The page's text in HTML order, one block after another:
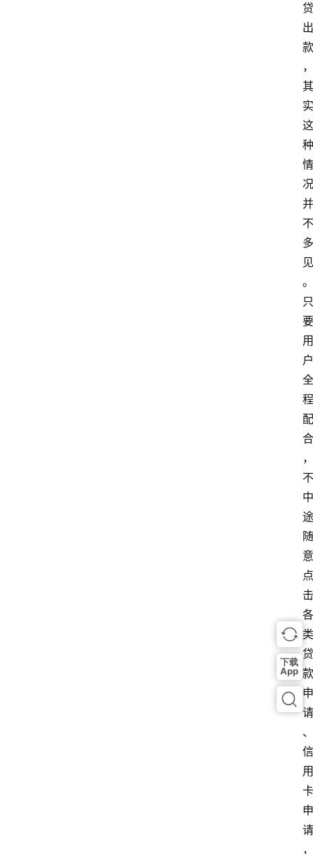
贷
出
款
，
其
实
这
种
情
况
并
不
多
见
。
只
要
用
户
全
程
配
合
，
不
中
途
随
意
点
击
各
类
贷
款
申
请
、
信
用
卡
申
请
，
下载
App